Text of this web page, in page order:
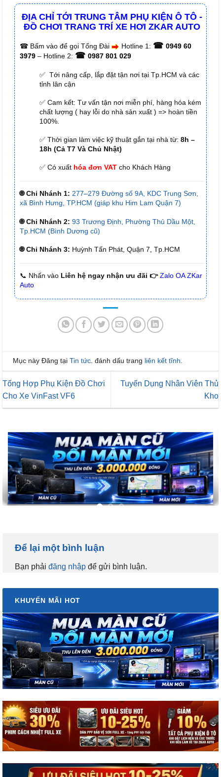
ĐỊA CHỈ TỚI TRUNG TÂM PHỤ KIỆN Ô TÔ -
ĐỒ CHƠI TRANG TRÍ XE HƠI ZKAR AUTO
☎ Bấm vào để gọi Tổng Đài Hotline 1: ☎ 0949 60
3979 – Hotline 2: ☎ 0987 801 029
✅ Tới nâng cấp, lắp đặt tận nơi tại Tp.HCM và các
tỉnh lân cận
✅ Cam kết: Tư vấn tận nơi miễn phí, hàng hóa kém
chất lượng ( hay lỗi do nhà sản xuất ) => hoàn tiền
100%.
✅ Thời gian làm việc kỹ thuật gắn tại nhà từ: 8h –
18h (Cả T7 Và Chủ Nhật)
✅ Có xuất hóa đơn VAT cho Khách Hàng
🌐 Chi Nhánh 1: 277–279 Đường số 9A, KDC Trung Sơn,
xã Bình Hưng, TP.HCM (giáp khu Him Lam Quận 7)
🌐 Chi Nhánh 2: 93 Trương Định, Phường Thủ Dầu Một,
Tp.HCM (Bình Dương cũ)
🌐 Chi Nhánh 3: Huỳnh Tấn Phát, Quận 7, Tp.HCM
📞 Nhấn vào Liên hệ ngay nhận ưu đãi 👉 Zalo OA ZKar
Auto
Mục này Đăng tại Tin tức. đánh dấu trang liên kết tĩnh.
Tổng Hợp Phụ Kiện Đồ Chơi
Cho Xe VinFast VF6
Tuyển Dụng Nhân Viên Thủ
Kho
Để lại một bình luận
Bạn phải đăng nhập để gửi bình luận.
KHUYẾN MÃI HOT